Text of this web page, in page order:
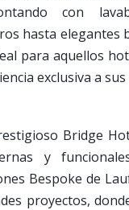
con
hasta elegantes
para aquellos
exclusiva a sus
Bridge
y
Bespoke de
proyectos,